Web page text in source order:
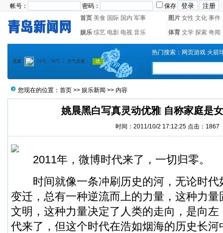
帐号： 密码：
保存
首页 美食 国际 国内 军事 图片 女性 文化 事件
娱乐 综艺 电影 电视 音乐 体育 文学 探索 奇闻
热门搜索： 网页游戏 火箭
您现在的位置： 首页 >> 娱乐新闻 >> 内容
姚晨黑白写真灵动优雅 自称家庭是
时间：2011/10/2 17:12:25 点击：1867
2011年，微博时代来了，一切归零。
时间就像一条冲刷历史的河，无论时代
变迁，总有一种逆流而上的力量，这种力
文明，这种力量决定了人类的走向，是向
代来了，但这个时代在浩如烟海的历史长